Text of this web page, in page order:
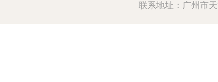
联系地址：广州市